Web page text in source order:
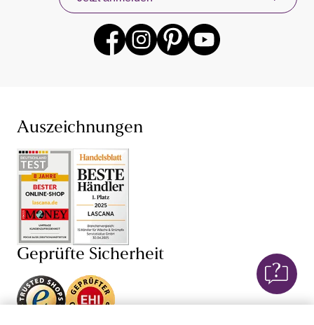
jederzeit mit neuen Angeboten. Profitiere mit unserem
Konzept „Von Frauen für Frauen“ von unseren eigenen
Erfahrungen mit Damenunterwäsche und Dessous,
großen Größen und ab Cup AA) und Schnitt keine
Grenzen gesetzt. Je nach Anlass bist du so mit einem
Push-up-BH ,Schalen-BH
Damenunterhemd perfekt gekleidet und fühlst dich in
deiner Unterwäsche einfach wohl. Auch von unseren
verführerischen Dessous und sexy Lingerie wirst du
begeistert sein: Mit BH,
Negligé von LASCANA und anderen Dessous-Marken
versprühst du stets einen weiblichen Charme. Lass dich
von Dessous mit edlen Spitzen-BHs
, Corsagen mit
Spitze oder transparenten Negligés verführen!
Auszeichnungen
Geprüfte Sicherheit